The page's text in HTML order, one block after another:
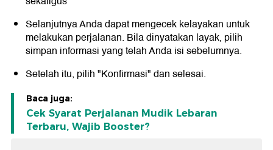
Selanjutnya Anda dapat mengecek kelayakan untuk
melakukan perjalanan. Bila dinyatakan layak, pilih
simpan informasi yang telah Anda isi sebelumnya.
Setelah itu, pilih "Konfirmasi" dan selesai.
Baca juga:
Cek Syarat Perjalanan Mudik Lebaran
Terbaru, Wajib Booster?